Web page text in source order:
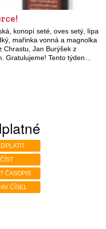
konopí seté, oves setý, lípa
mařinka vonná a magnolka
Chrastu, Jan Burýšek z
Gratulujeme! Tento týden…
ČÍST
ČASOPIS
ČÍSEL